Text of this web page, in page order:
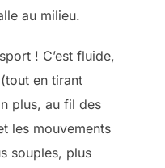
au milieu.
! C’est fluide,
(tout en tirant
plus, au fil des
les mouvements
souples, plus